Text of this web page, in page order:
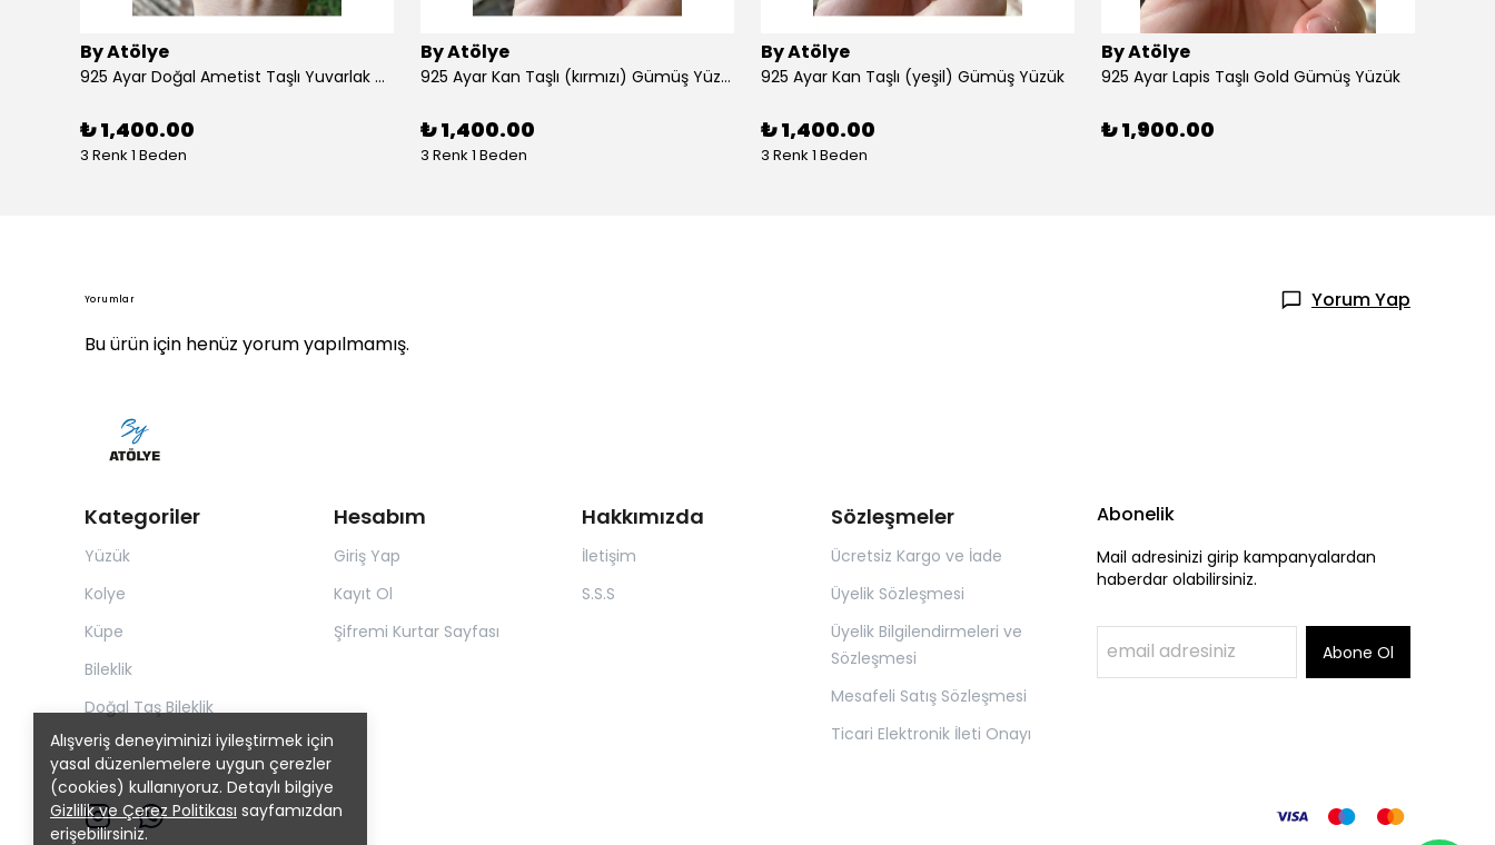
Alışveriş deneyiminizi iyileştirmek için
yasal düzenlemelere uygun çerezler
(cookies) kullanıyoruz. Detaylı bilgiye
Gizlilik ve Çerez Politikası sayfamızdan
erişebilirsiniz.
By Atölye
925 Ayar Doğal Ametist Taşlı Yuvarlak Gümüş Yüzük
₺ 1,400.00
3 Renk 1 Beden
By Atölye
925 Ayar Kan Taşlı (kırmızı) Gümüş Yüzük
₺ 1,400.00
3 Renk 1 Beden
By Atölye
925 Ayar Kan Taşlı (yeşil) Gümüş Yüzük
₺ 1,400.00
3 Renk 1 Beden
By Atölye
925 Ayar Lapis Taşlı Gold Gümüş Yüzük
₺ 1,900.00
Yorumlar
Yorum Yap
Bu ürün için henüz yorum yapılmamış.
Kategoriler
Yüzük
Kolye
Küpe
Bileklik
Doğal Taş Bileklik
Hesabım
Giriş Yap
Kayıt Ol
Şifremi Kurtar Sayfası
Hakkımızda
İletişim
S.S.S
Sözleşmeler
Ücretsiz Kargo ve İade
Üyelik Sözleşmesi
Üyelik Bilgilendirmeleri ve
Sözleşmesi
Mesafeli Satış Sözleşmesi
Ticari Elektronik İleti Onayı
Abonelik
Mail adresinizi girip kampanyalardan
haberdar olabilirsiniz.
Abone Ol